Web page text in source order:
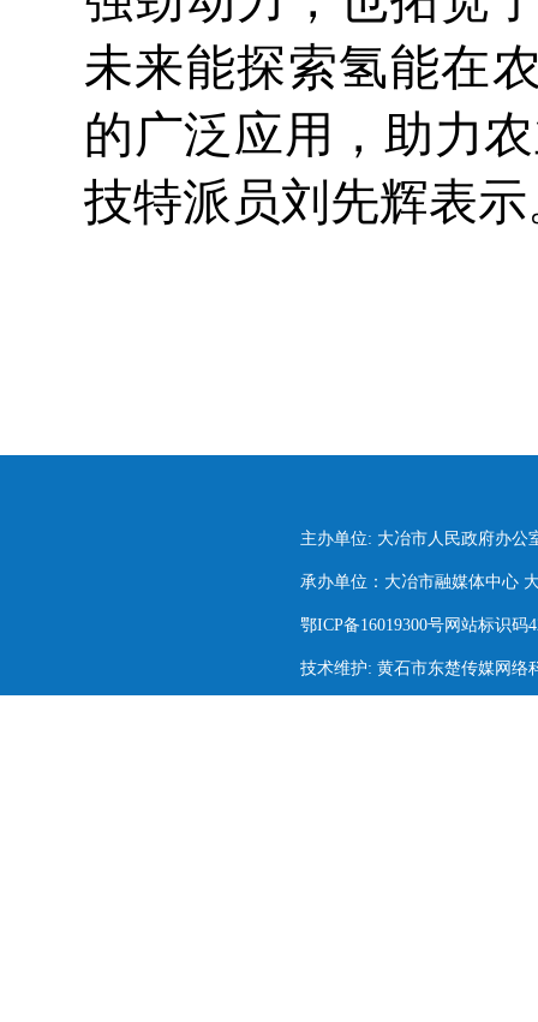
未来能探索氢能在
的广泛应用，助力
技特派员刘先辉表
主办单位: 大冶市人民政府办公
承办单位：大冶市融媒体中心
鄂ICP备16019300号网站标识码
技术维护: 黄石市东楚传媒网络